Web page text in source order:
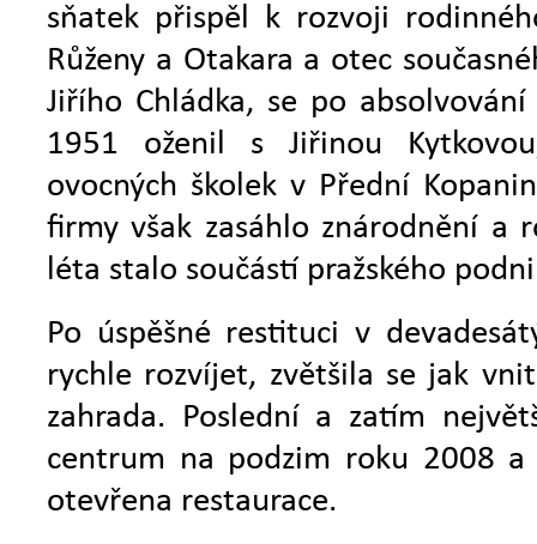
sňatek přispěl k rozvoji
Růženy a Otakara a otec
Jiřího Chládka, se po
1951 oženil s Jiřinou
ovocných školek v Přední
firmy však zasáhlo znárodnění a
léta stalo součástí pražského
Po úspěšné restituci v
rychle rozvíjet, zvětšila se jak
zahrada. Poslední a zatím
centrum na podzim roku 2008
otevřena restaurace.